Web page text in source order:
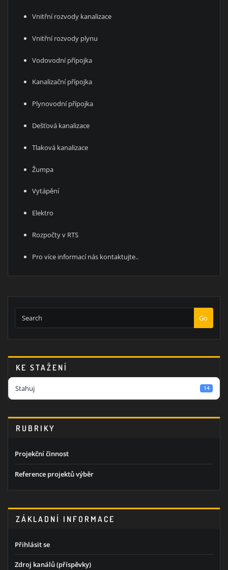
Vnitřní rozvody kanalizace
Vnitřní rozvody plynu
Vodovodní přípojka
Kanalizační přípojka
Plynovodní přípojka
Dešťová kanalizace
Tlaková kanalizace
Žumpa
Vytápění
Elektro
Rozpočty v RTS
Pro více informací nás kontaktujte..
Go
KE STAŽENÍ
Stahuj 14
RUBRIKY
Projekční činnost
Reference projektů výběr
ZÁKLADNÍ INFORMACE
Přihlásit se
Zdroj kanálů (příspěvky)